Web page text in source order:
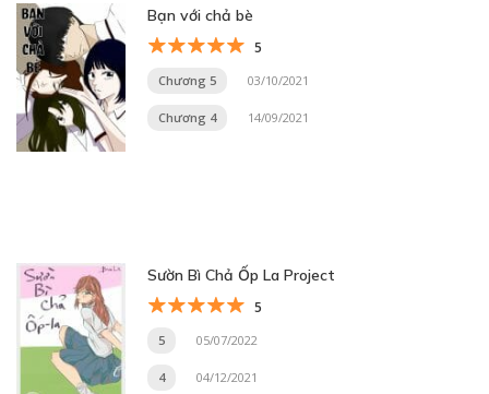
Bạn với chả bè
5
Chương 5 03/10/2021
Chương 4 14/09/2021
Sườn Bì Chả Ốp La Project
5
5 05/07/2022
4 04/12/2021